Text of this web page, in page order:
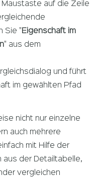
Maustaste auf die Zeile
Sie " Eigenschaft im
" aus dem
und führt
im gewählten Pfad
nicht nur einzelne
auch mehrere
mit Hilfe der
aus der Detailtabelle,
vergleichen